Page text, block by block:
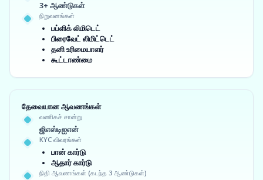
3+ ஆண்டுகள்
நிறுவனங்கள்
பப்ளிக் லிமிடெட்
பிரைவேட் லிமிட்டெட்
தனி உரிமையாளர்
கூட்டாண்மை
தேவையான ஆவணங்கள்
வணிகச் சான்று
ஜிஎஸ்டிஐஎன்
KYC விவரங்கள்
பான் கார்டு
ஆதார் கார்டு
நிதி ஆவணங்கள் (கடந்த 3 ஆண்டுகள்)